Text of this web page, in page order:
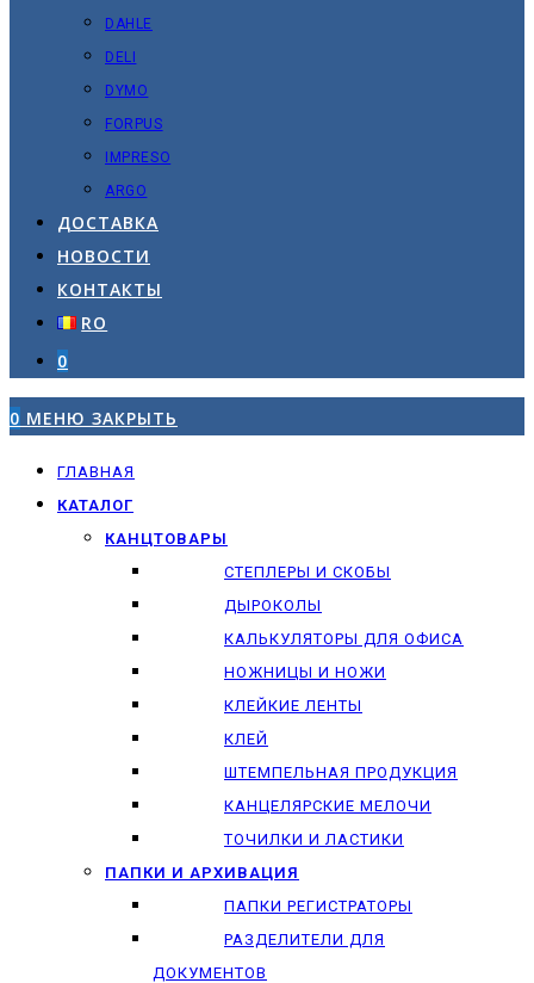
DAHLE
DELI
DYMO
FORPUS
IMPRESO
ARGO
ДОСТАВКА
НОВОСТИ
КОНТАКТЫ
RO
0
0 МЕНЮ ЗАКРЫТЬ
ГЛАВНАЯ
КАТАЛОГ
КАНЦТОВАРЫ
СТЕПЛЕРЫ И СКОБЫ
ДЫРОКОЛЫ
КАЛЬКУЛЯТОРЫ ДЛЯ ОФИСА
НОЖНИЦЫ И НОЖИ
КЛЕЙКИЕ ЛЕНТЫ
КЛЕЙ
ШТЕМПЕЛЬНАЯ ПРОДУКЦИЯ
КАНЦЕЛЯРСКИЕ МЕЛОЧИ
ТОЧИЛКИ И ЛАСТИКИ
ПАПКИ И АРХИВАЦИЯ
ПАПКИ РЕГИСТРАТОРЫ
РАЗДЕЛИТЕЛИ ДЛЯ
ДОКУМЕНТОВ